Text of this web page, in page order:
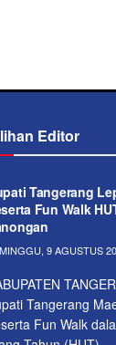
Editor
Tangerang
Fun Walk
9 AGUSTUS
Tangerang
Fun Walk